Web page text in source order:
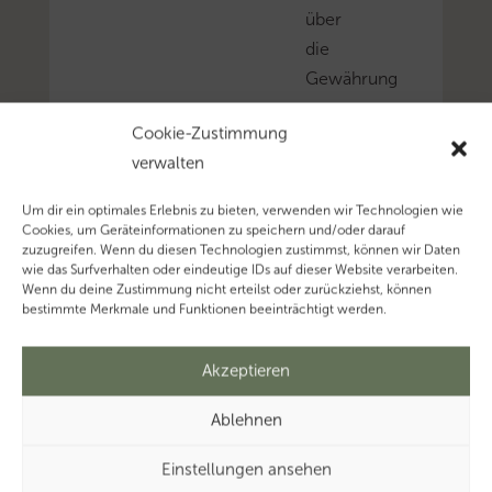
Cookie-Zustimmung
verwalten
Um dir ein optimales Erlebnis zu bieten, verwenden wir Technologien wie
Cookies, um Geräteinformationen zu speichern und/oder darauf
zuzugreifen. Wenn du diesen Technologien zustimmst, können wir Daten
wie das Surfverhalten oder eindeutige IDs auf dieser Website verarbeiten.
Wenn du deine Zustimmung nicht erteilst oder zurückziehst, können
bestimmte Merkmale und Funktionen beeinträchtigt werden.
Akzeptieren
Ablehnen
Einstellungen ansehen
über
die
Gewährung
von
geänderten
höchstrichterlichen
Rechtsprechung
in
sog.
zu